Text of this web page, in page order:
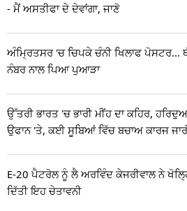
- ਮੈਂ ਅਸਤੀਫਾ ਦੇ ਦੇਵਾਂਗਾ, ਜਾਣੋ
ਅੰਮ੍ਰਿਤਸਰ 'ਚ ਚਿਪਕੇ ਚੰਨੀ ਖਿਲਾਫ ਪੋਸਟਰ...
ਨੰਬਰ ਨਾਲ ਪਿਆ ਪੁਆੜਾ
ਉੱਤਰੀ ਭਾਰਤ 'ਚ ਭਾਰੀ ਮੀਂਹ ਦਾ ਕਹਿਰ,
ਉਫਾਨ 'ਤੇ, ਕਈ ਸੂਬਿਆਂ ਵਿੱਚ ਬਚਾਅ ਕਾਰਜ
E-20 ਪੈਟਰੋਲ ਨੂੰ ਲੈ ਅਰਵਿੰਦ ਕੇਜਰੀਵਾਲ ਨੇ
ਦਿੱਤੀ ਇਹ ਚੇਤਾਵਨੀ